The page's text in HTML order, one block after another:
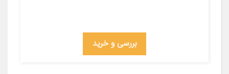
بررسی و خرید